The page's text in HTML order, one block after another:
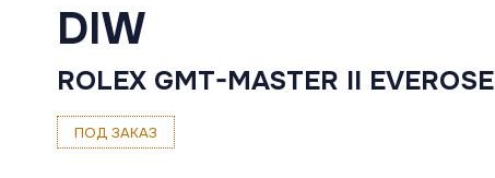
DIW
ROLEX GMT-MASTER II EVEROSE
ПОД ЗАКАЗ